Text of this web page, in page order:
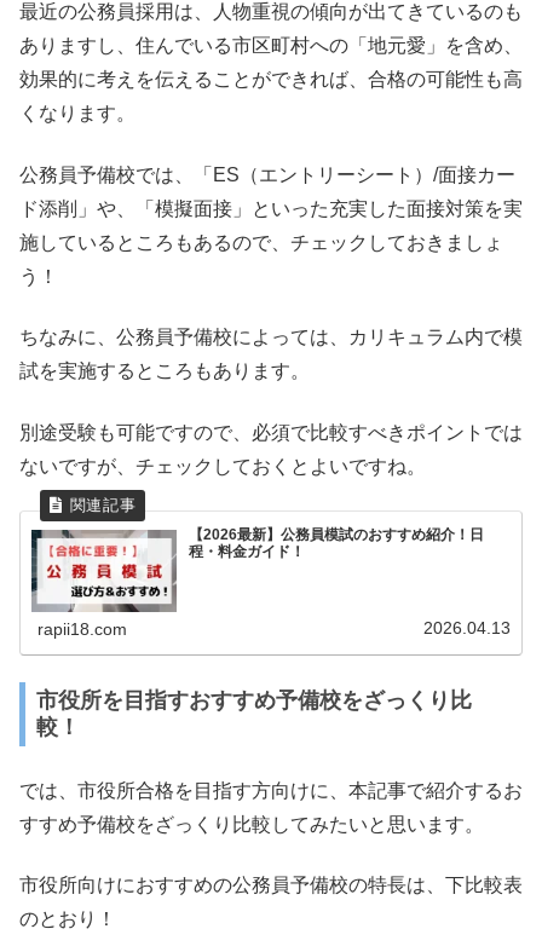
最近の公務員採用は、人物重視の傾向が出てきているのも
ありますし、住んでいる市区町村への「地元愛」を含め、
効果的に考えを伝えることができれば、合格の可能性も高
くなります。
公務員予備校では、「ES（エントリーシート）/面接カー
ド添削」や、「模擬面接」といった充実した面接対策を実
施しているところもあるので、チェックしておきましょ
う！
ちなみに、公務員予備校によっては、カリキュラム内で模
試を実施するところもあります。
別途受験も可能ですので、必須で比較すべきポイントでは
ないですが、チェックしておくとよいですね。
【2026最新】公務員模試のおすすめ紹介！日
程・料金ガイド！
rapii18.com 2026.04.13
市役所を目指すおすすめ予備校をざっくり比
較！
では、市役所合格を目指す方向けに、本記事で紹介するお
すすめ予備校をざっくり比較してみたいと思います。
市役所向けにおすすめの公務員予備校の特長は、下比較表
のとおり！